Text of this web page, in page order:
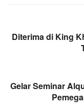
Diterima di King
Gelar Seminar